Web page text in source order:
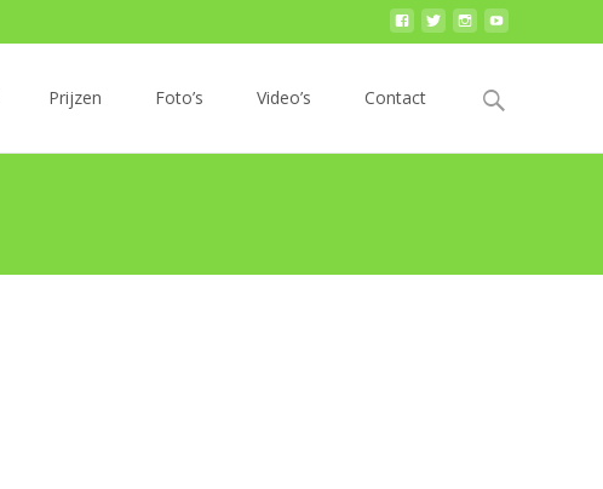
Prijzen Foto’s Video’s Contact
Zoek
naar: